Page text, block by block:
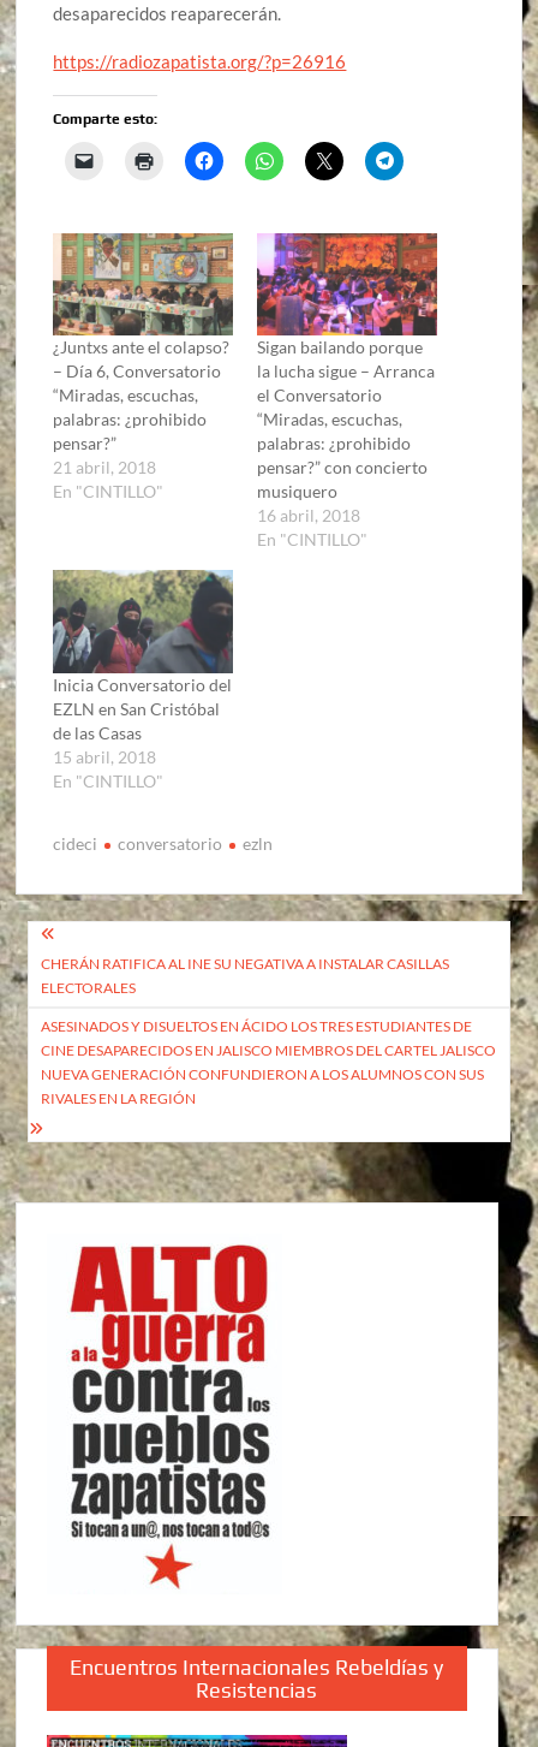
desaparecidos reaparecerán.
https://radiozapatista.org/?p=26916
Comparte esto:
¿Juntxs ante el colapso?
– Día 6, Conversatorio
“Miradas, escuchas,
palabras: ¿prohibido
pensar?”
21 abril, 2018
En "CINTILLO"
Sigan bailando porque
la lucha sigue – Arranca
el Conversatorio
“Miradas, escuchas,
palabras: ¿prohibido
pensar?” con concierto
musiquero
16 abril, 2018
En "CINTILLO"
Inicia Conversatorio del
EZLN en San Cristóbal
de las Casas
15 abril, 2018
En "CINTILLO"
cideci conversatorio ezln
Navegación
de
entradas
CHERÁN RATIFICA AL INE SU NEGATIVA A INSTALAR CASILLAS
ELECTORALES
ASESINADOS Y DISUELTOS EN ÁCIDO LOS TRES ESTUDIANTES DE
CINE DESAPARECIDOS EN JALISCO MIEMBROS DEL CARTEL JALISCO
NUEVA GENERACIÓN CONFUNDIERON A LOS ALUMNOS CON SUS
RIVALES EN LA REGIÓN
Encuentros Internacionales Rebeldías y
Resistencias